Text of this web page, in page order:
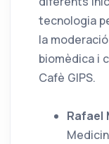
tecnologia
la
biomèdica i
Cafè GIPS.
Rafael